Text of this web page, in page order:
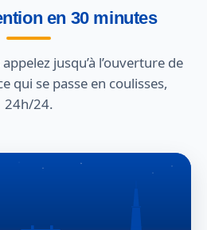
en 30 minutes
jusqu’à l’ouverture de
qui se passe en coulisses,
24h/24.